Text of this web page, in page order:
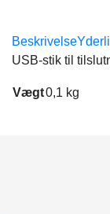
Beskrivelse
USB-stik til
Vægt0,1 kg